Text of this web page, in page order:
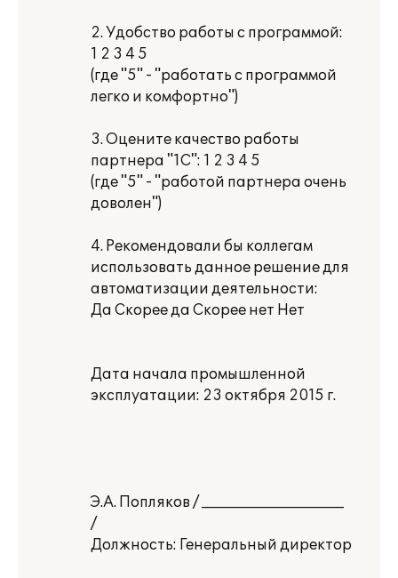
2. Удобство работы с программой:
1 2 3 4 5
(где "5" - "работать с программой
легко и комфортно")
3. Оцените качество работы
партнера "1С": 1 2 3 4 5
(где "5" - "работой партнера очень
доволен")
4. Рекомендовали бы коллегам
использовать данное решение для
автоматизации деятельности:
Да Скорее да Скорее нет Нет
Дата начала промышленной
эксплуатации: 23 октября 2015 г.
Э.А. Попляков / ____________________
/
Должность: Генеральный директор